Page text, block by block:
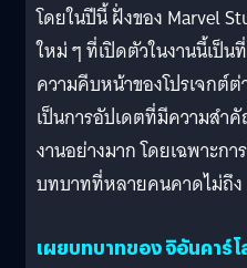
โดยในปีนี้ ฝั่งของ Marvel
ใหม่ ๆ ที่เปิดตัวในงานนี้เป็
ความคีบหน้าของโปรเจกต์
เป็นการอัปเดตที่มีความสำ
งานอย่างมาก โดยเฉพาะก
บทบาทที่หลายคนคาดไม่ถึง
เผยบทบาทของ จิอันคาร์โ